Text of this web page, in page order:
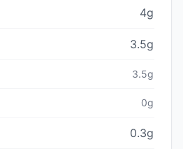
4g
3.5g
3.5g
0g
0.3g